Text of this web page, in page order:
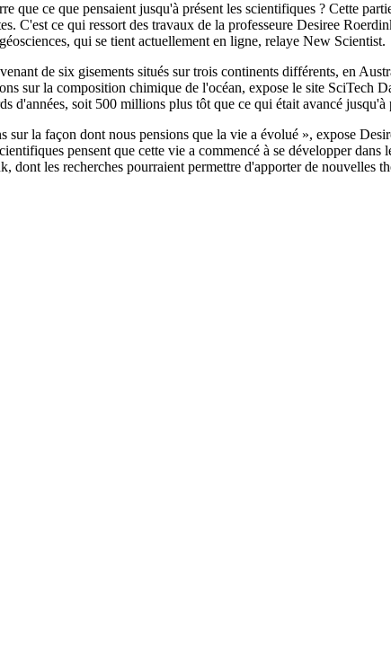
que ce que pensaient jusqu'à présent les scientifiques ? Cette
C'est ce qui ressort des travaux de la professeure Desiree
qui se tient actuellement en ligne, relaye New Scientist.
de six gisements situés sur trois continents différents, en
sur la composition chimique de l'océan, expose le site SciTech
d'années, soit 500 millions plus tôt que ce qui était avancé jusqu'à
sur la façon dont nous pensions que la vie a évolué », expose
pensent que cette vie a commencé à se développer dans
les recherches pourraient permettre d'apporter de nouvelles